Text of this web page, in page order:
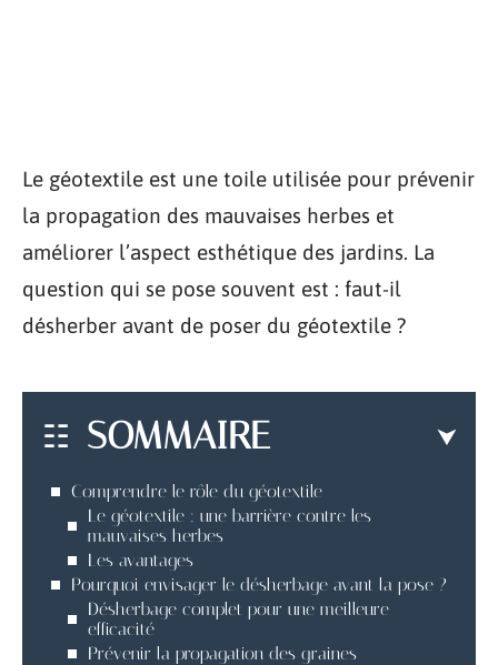
Le géotextile est une toile utilisée pour prévenir
la propagation des mauvaises herbes et
améliorer l’aspect esthétique des jardins. La
question qui se pose souvent est : faut-il
désherber avant de poser du géotextile ?
SOMMAIRE
Comprendre le rôle du géotextile
Le géotextile : une barrière contre les
mauvaises herbes
Les avantages
Pourquoi envisager le désherbage avant la pose ?
Désherbage complet pour une meilleure
efficacité
Prévenir la propagation des graines